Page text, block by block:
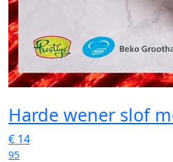
Harde wener slof
€ 14
95